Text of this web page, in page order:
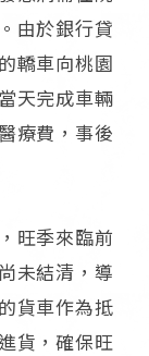
由於銀行貸
轎車向桃園
天完成車輛
療費，事後
旺季來臨前
未結清，導
貨車作為抵
貨，確保旺